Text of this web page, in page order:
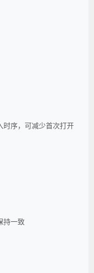
序，可减少首次打开
持一致